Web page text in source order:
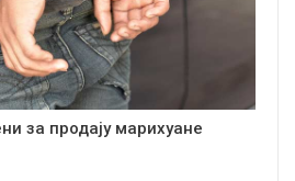
за продају марихуане